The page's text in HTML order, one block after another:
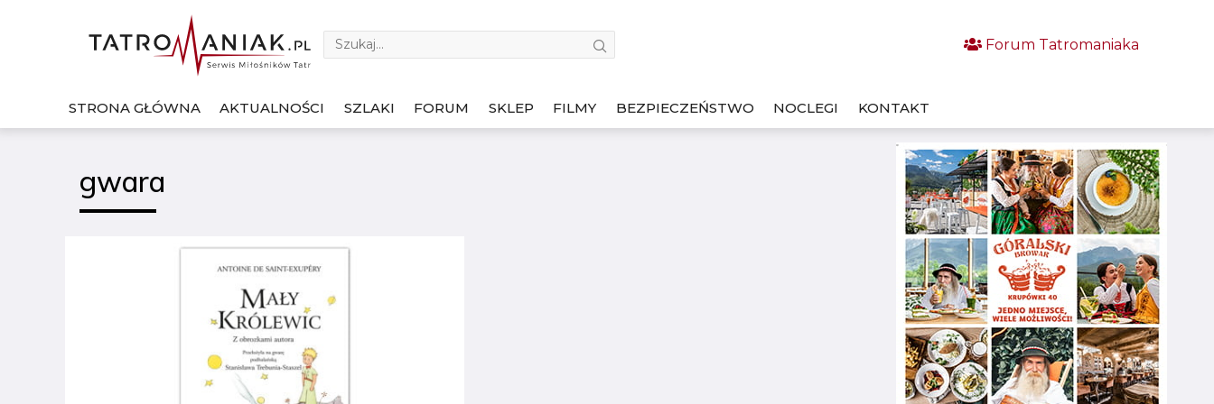
Forum Tatromaniaka
STRONA GŁÓWNA AKTUALNOŚCI SZLAKI FORUM SKLEP FILMY BEZPIECZEŃSTWO NOCLEGI KONTAKT
gwara